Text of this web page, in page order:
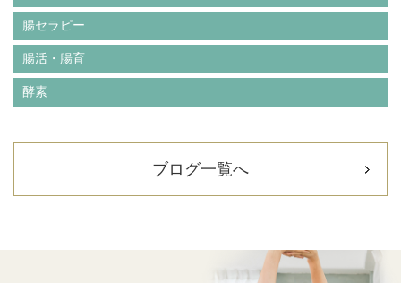
腸セラピー
腸活・腸育
酵素
ブログ一覧へ